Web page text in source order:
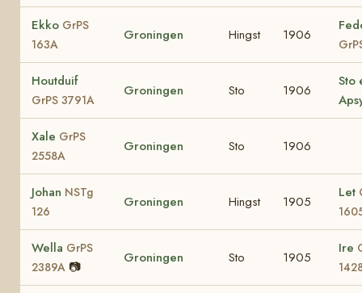
Ekko GrPS
163A
Groningen Hingst 1906
Houtduif
GrPS 3791A
Groningen Sto 1906
Sto
Xale GrPS
2558A
Groningen Sto 1906
Johan NSTg
126
Groningen Hingst 1905
Let
Wella GrPS
2389A 📷
Groningen Sto 1905
Ire